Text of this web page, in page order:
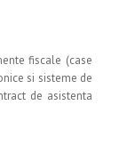
fiscale (case
si sisteme de
de asistenta